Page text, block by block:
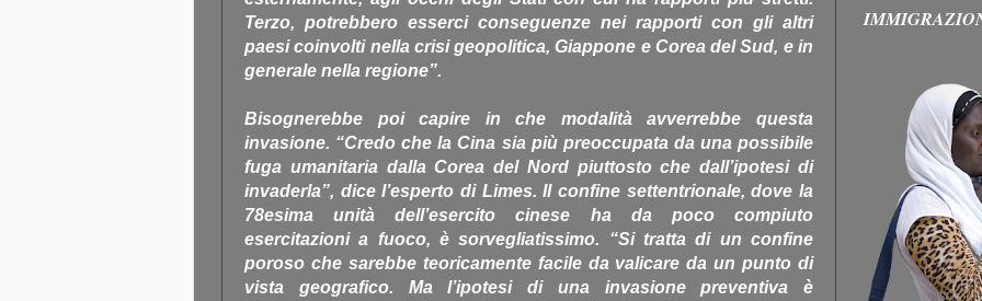
Terzo, potrebbero esserci conseguenze nei rapporti con gli altri
paesi coinvolti nella crisi geopolitica, Giappone e Corea del Sud, e in
generale nella regione”.
Bisognerebbe poi capire in che modalità avverrebbe questa
invasione. “Credo che la Cina sia più preoccupata da una possibile
fuga umanitaria dalla Corea del Nord piuttosto che dall’ipotesi di
invaderla”, dice l’esperto di Limes. Il confine settentrionale, dove la
78esima unità dell’esercito cinese ha da poco compiuto
esercitazioni a fuoco, è sorvegliatissimo. “Si tratta di un confine
poroso che sarebbe teoricamente facile da valicare da un punto di
vista geografico. Ma l’ipotesi di una invasione preventiva è